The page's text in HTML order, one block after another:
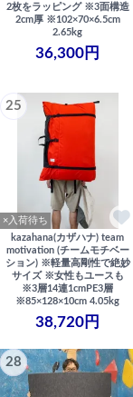
2枚をラッピング ※3面構造
2cm厚 ※102×70×6.5cm
2.65kg
36,300円
25
×入荷待ち
kazahana(カザハナ) team
motivation (チームモチベー
ション) ※軽量高剛性で絶妙
サイズ ※女性もユースも
※3層14連1cmPE3層
※85×128×10cm 4.05kg
38,720円
28